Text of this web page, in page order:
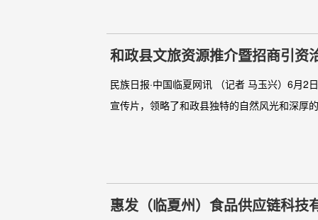
和政县文旅资源推介暨招商引资
民族日报·中国临夏网讯 （记者 马玉兴）6月2
宣传片，领略了和政县独特的自然风光和深厚
惠发（临夏州）食品供应链科技